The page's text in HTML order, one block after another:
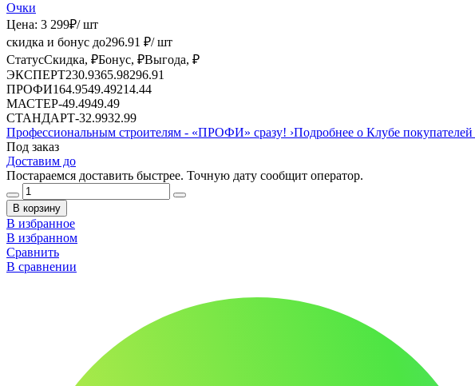
Очки
Цена: 3 299₽/ шт
скидка и бонус до296.91 ₽/ шт
СтатусСкидка, ₽Бонус, ₽Выгода, ₽
ЭКСПЕРТ230.9365.98296.91
ПРОФИ164.9549.49214.44
МАСТЕР-49.4949.49
СТАНДАРТ-32.9932.99
Профессиональным строителям - «ПРОФИ» сразу! ›Подробнее о Клубе
Под заказ
Доставим до
Постараемся доставить быстрее. Точную дату сообщит оператор.
В корзину
В избранное
В избранном
Сравнить
В сравнении